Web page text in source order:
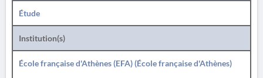
Étude
Institution(s)
École française d'Athènes (EFA) (École française d'Athènes)